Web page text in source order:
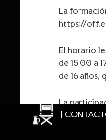
La
https://
El horario
de 15:00 a
de 16 años,
La
siempre
certificado
|